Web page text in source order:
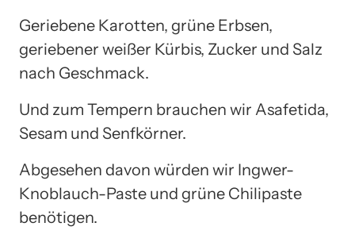
Geriebene Karotten, grüne Erbsen,
geriebener weißer Kürbis, Zucker und Salz
nach Geschmack.
Und zum Tempern brauchen wir Asafetida,
Sesam und Senfkörner.
Abgesehen davon würden wir Ingwer-
Knoblauch-Paste und grüne Chilipaste
benötigen.